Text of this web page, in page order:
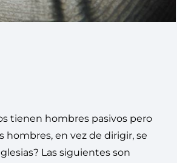
tienen hombres pasivos pero
hombres, en vez de dirigir, se
Las siguientes son